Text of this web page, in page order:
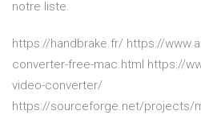
notre liste.
https://handbrake.fr/ https://
converter-free-mac.html https://
video-converter/
https://sourceforge.net/projects/